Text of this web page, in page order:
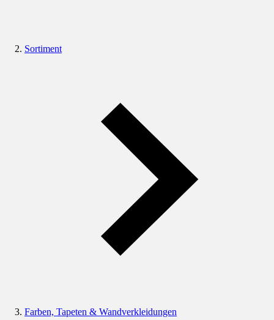
Sortiment
Farben, Tapeten & Wandverkleidungen